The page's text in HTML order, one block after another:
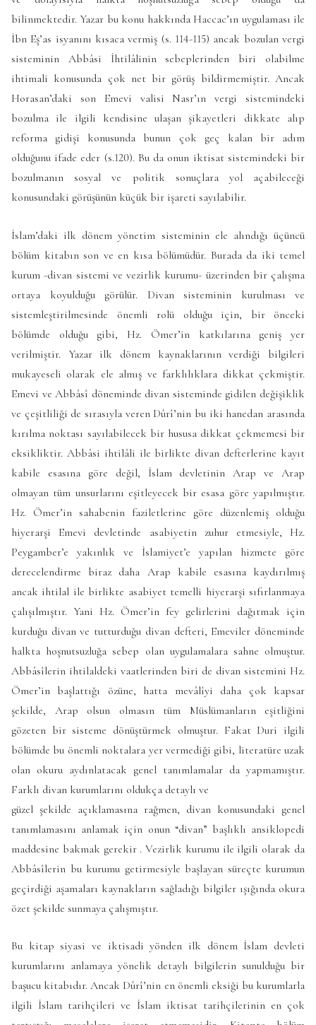
bilinmektedir. Yazar bu konu hakkında Haccac’ın uygulaması ile
İbn Eş’as isyanını kısaca vermiş (s. 114-115) ancak bozulan vergi
sisteminin Abbâsi İhtilâlinin sebeplerinden biri olabilme
ihtimali konusunda çok net bir görüş bildirmemiştir. Ancak
Horasan’daki son Emevi valisi Nasr’ın vergi sistemindeki
bozulma ile ilgili kendisine ulaşan şikayetleri dikkate alıp
reforma gidişi konusunda bunun çok geç kalan bir adım
olduğunu ifade eder (s.120). Bu da onun iktisat sistemindeki bir
bozulmanın sosyal ve politik sonuçlara yol açabileceği
konusundaki görüşünün küçük bir işareti sayılabilir.
İslam’daki ilk dönem yönetim sisteminin ele alındığı üçüncü
bölüm kitabın son ve en kısa bölümüdür. Burada da iki temel
kurum -divan sistemi ve vezirlik kurumu- üzerinden bir çalışma
ortaya koyulduğu görülür. Divan sisteminin kurulması ve
sistemleştirilmesinde önemli rolü olduğu için, bir önceki
bölümde olduğu gibi, Hz. Ömer’in katkılarına geniş yer
verilmiştir. Yazar ilk dönem kaynaklarının verdiği bilgileri
mukayeseli olarak ele almış ve farklılıklara dikkat çekmiştir.
Emevi ve Abbâsî döneminde divan sisteminde gidilen değişiklik
ve çeşitliliği de sırasıyla veren Dûrî’nin bu iki hanedan arasında
kırılma noktası sayılabilecek bir hususa dikkat çekmemesi bir
eksikliktir. Abbâsi ihtilâli ile birlikte divan defterlerine kayıt
kabile esasına göre değil, İslam devletinin Arap ve Arap
olmayan tüm unsurlarını eşitleyecek bir esasa göre yapılmıştır.
Hz. Ömer’in sahabenin faziletlerine göre düzenlemiş olduğu
hiyerarşi Emevi devletinde asabiyetin zuhur etmesiyle, Hz.
Peygamber’e yakınlık ve İslamiyet’e yapılan hizmete göre
derecelendirme biraz daha Arap kabile esasına kaydırılmış
ancak ihtilal ile birlikte asabiyet temelli hiyerarşi sıfırlanmaya
çalışılmıştır. Yani Hz. Ömer’in fey gelirlerini dağıtmak için
kurduğu divan ve tutturduğu divan defteri, Emeviler döneminde
halkta hoşnutsuzluğa sebep olan uygulamalara sahne olmuştur.
Abbâsîlerin ihtilaldeki vaatlerinden biri de divan sistemini Hz.
Ömer’in başlattığı özüne, hatta mevâlîyi daha çok kapsar
şekilde, Arap olsun olmasın tüm Müslümanların eşitliğini
gözeten bir sisteme dönüştürmek olmuştur. Fakat Duri ilgili
bölümde bu önemli noktalara yer vermediği gibi, literatüre uzak
olan okuru aydınlatacak genel tanımlamalar da yapmamıştır.
Farklı divan kurumlarını oldukça detaylı ve
güzel şekilde açıklamasına rağmen, divan konusundaki genel
tanımlamasını anlamak için onun “divan” başlıklı ansiklopedi
maddesine bakmak gerekir . Vezirlik kurumu ile ilgili olarak da
Abbâsîlerin bu kurumu getirmesiyle başlayan süreçte kurumun
geçirdiği aşamaları kaynakların sağladığı bilgiler ışığında okura
özet şekilde sunmaya çalışmıştır.
Bu kitap siyasi ve iktisadi yönden ilk dönem İslam devleti
kurumlarını anlamaya yönelik detaylı bilgilerin sunulduğu bir
başucu kitabıdır. Ancak Dûrî’nin en önemli eksiği bu kurumlarla
ilgili İslam tarihçileri ve İslam iktisat tarihçilerinin en çok